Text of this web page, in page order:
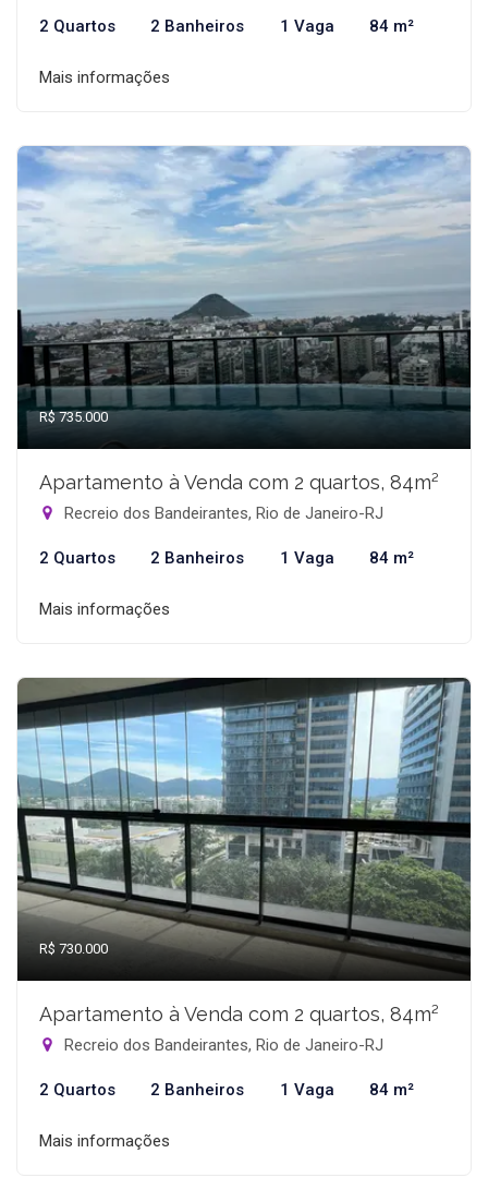
2 Quartos 2 Banheiros 1 Vaga 84 m²
Mais informações
R$ 735.000
Apartamento à Venda com 2 quartos, 84m²
Recreio dos Bandeirantes, Rio de Janeiro-RJ
2 Quartos 2 Banheiros 1 Vaga 84 m²
Mais informações
R$ 730.000
Apartamento à Venda com 2 quartos, 84m²
Recreio dos Bandeirantes, Rio de Janeiro-RJ
2 Quartos 2 Banheiros 1 Vaga 84 m²
Mais informações